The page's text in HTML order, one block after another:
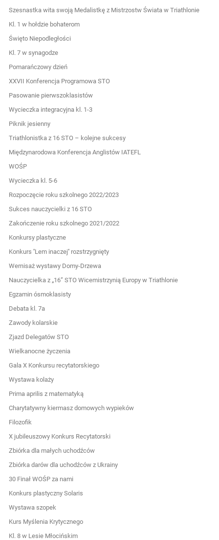
Szesnastka wita swoją Medalistkę z Mistrzostw Świata w Triathlonie
Kl. 1 w hołdzie bohaterom
Święto Niepodległości
Kl. 7 w synagodze
Pomarańczowy dzień
XXVII Konferencja Programowa STO
Pasowanie pierwszoklasistów
Wycieczka integracyjna kl. 1-3
Piknik jesienny
Triathlonistka z 16 STO – kolejne sukcesy
Międzynarodowa Konferencja Anglistów IATEFL
WOŚP
Wycieczka kl. 5-6
Rozpoczęcie roku szkolnego 2022/2023
Sukces nauczycielki z 16 STO
Zakończenie roku szkolnego 2021/2022
Konkursy plastyczne
Konkurs ''Lem inaczej'' rozstrzygnięty
Wernisaż wystawy Domy-Drzewa
Nauczycielka z „16” STO Wicemistrzynią Europy w Triathlonie
Egzamin ósmoklasisty
Debata kl. 7a
Zawody kolarskie
Zjazd Delegatów STO
Wielkanocne życzenia
Gala X Konkursu recytatorskiego
Wystawa kolaży
Prima aprilis z matematyką
Charytatywny kiermasz domowych wypieków
Filozofik
X jubileuszowy Konkurs Recytatorski
Zbiórka dla małych uchodźców
Zbiórka darów dla uchodźców z Ukrainy
30 Finał WOŚP za nami
Konkurs plastyczny Solaris
Wystawa szopek
Kurs Myślenia Krytycznego
Kl. 8 w Lesie Młocińskim